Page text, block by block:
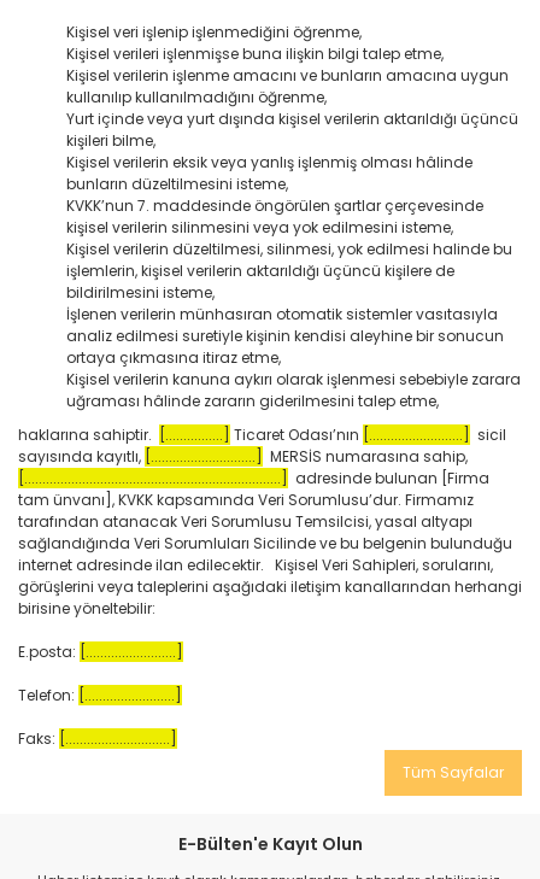
Kişisel veri işlenip işlenmediğini öğrenme,
Kişisel verileri işlenmişse buna ilişkin bilgi talep etme,
Kişisel verilerin işlenme amacını ve bunların amacına uygun
kullanılıp kullanılmadığını öğrenme,
Yurt içinde veya yurt dışında kişisel verilerin aktarıldığı üçüncü
kişileri bilme,
Kişisel verilerin eksik veya yanlış işlenmiş olması hâlinde
bunların düzeltilmesini isteme,
KVKK’nun 7. maddesinde öngörülen şartlar çerçevesinde
kişisel verilerin silinmesini veya yok edilmesini isteme,
Kişisel verilerin düzeltilmesi, silinmesi, yok edilmesi halinde bu
işlemlerin, kişisel verilerin aktarıldığı üçüncü kişilere de
bildirilmesini isteme,
İşlenen verilerin münhasıran otomatik sistemler vasıtasıyla
analiz edilmesi suretiyle kişinin kendisi aleyhine bir sonucun
ortaya çıkmasına itiraz etme,
Kişisel verilerin kanuna aykırı olarak işlenmesi sebebiyle zarara
uğraması hâlinde zararın giderilmesini talep etme,
haklarına sahiptir.
[................] Ticaret Odası’nın [..........................]
sicil
sayısında kayıtlı, [.............................]
MERSİS numarasına sahip,
[.......................................................................]
adresinde bulunan [Firma
tam ünvanı], KVKK kapsamında Veri Sorumlusu’dur. Firmamız
tarafından atanacak Veri Sorumlusu Temsilcisi, yasal altyapı
sağlandığında Veri Sorumluları Sicilinde ve bu belgenin bulunduğu
internet adresinde ilan edilecektir. Kişisel Veri Sahipleri, sorularını,
görüşlerini veya taleplerini aşağıdaki iletişim kanallarından herhangi
birisine yöneltebilir:
E.posta: [.........................]
Telefon: [.........................]
Faks: [.............................]
Tüm Sayfalar
E-Bülten'e Kayıt Olun